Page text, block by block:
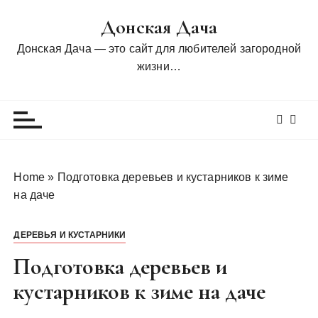
Донская Дача
Донская Дача — это сайт для любителей загородной
жизни…
Home » Подготовка деревьев и кустарников к зиме
на даче
ДЕРЕВЬЯ И КУСТАРНИКИ
Подготовка деревьев и
кустарников к зиме на даче